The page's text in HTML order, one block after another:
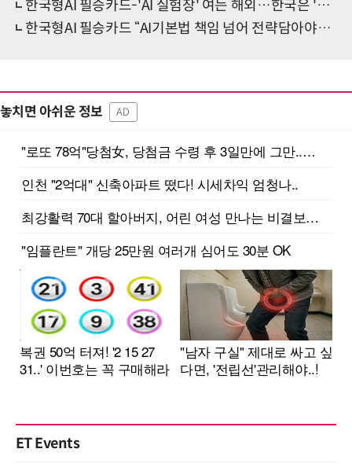
한국형AI 필승카드-'AI 실험장' 여는 해외…한국은 '위험통제'에 머물러
한국형AI 필승카드 “AI기본법 책임 넘어 전략담아야…모호한 가이드라인 기업 족쇄”
놓치면 아쉬운 정보 AD
ET Events